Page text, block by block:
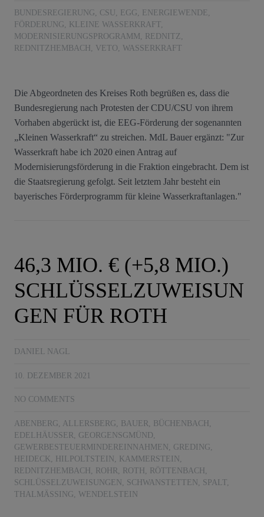
BUNDESREGIERUNG CSU EGG ENERGIEWENDE
FÖRDERUNG
KLEINE WASSERKRAFT
MODERNISIERUNGSPROGRAMM
REDNITZ
REDNITZHEMBACH
VETO WASSERKRAFT
Die Abgeordneten des Kreises Roth begrüßen es, dass die
Bundesregierung nach Protesten der CDU/CSU von ihrem
Vorhaben abgerückt ist, die EEG-Förderung der sogenannten
„Kleinen Wasserkraft“ zu streichen. MdL Bauer ergänzt: "Zur
Wasserkraft habe ich 2020 einen Antrag auf
Modernisierungsförderung in die Fraktion eingebracht. Dem ist
die Staatsregierung gefolgt. Seit letztem Jahr besteht ein
bayerisches Förderprogramm für kleine Wasserkraftanlagen."
46,3 MIO. € (+5,8 MIO.)
SCHLÜSSELZUWEISUN
GEN FÜR ROTH
DANIEL NAGL
10. DEZEMBER 2021
NO COMMENTS
ABENBERG ALLERSBERG BAUER BÜCHENBACH
EDELHÄUSSER
GEORGENSGMÜND
GEWERBESTEUERMINDEREINNAHMEN
GREDING
HEIDECK
HILPOLTSTEIN KAMMERSTEIN
REDNITZHEMBACH
ROHR ROTH RÖTTENBACH
SCHLÜSSELZUWEISUNGEN
SCHWANSTETTEN SPALT
THALMÄSSING
WENDELSTEIN